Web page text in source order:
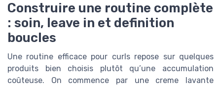
Construire une routine complète
: soin, leave in et definition
boucles
Une routine efficace pour curls repose sur quelques
produits bien choisis plutôt qu’une accumulation
coûteuse. On commence par une creme lavante